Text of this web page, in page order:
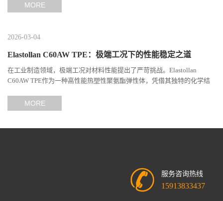
MORE
2026-03-04
Elastollan C60AW TPE：极端工况下的性能稳定之道
在工业制造领域，极端工况对材料性能提出了严苛挑战。Elastollan
C60AW TPE作为一种高性能热塑性聚氨酯弹性体，凭借其独特的化学结
MORE
服务咨询热线
15913833437